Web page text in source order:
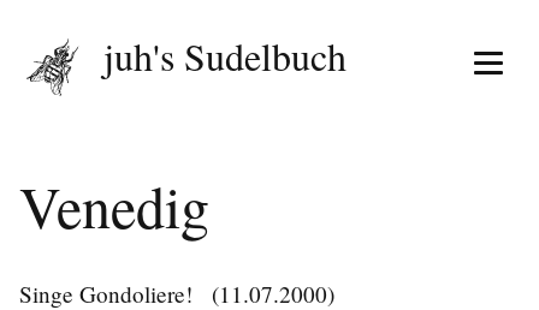
Menü
juh's Sudelbuch
Venedig
Singe Gondoliere! (11.07.2000)